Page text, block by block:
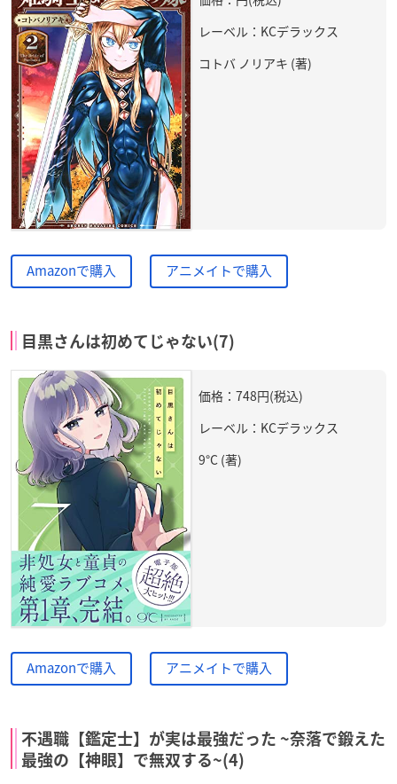
レーベル：KCデラックス
コトバ ノリアキ (著)
Amazonで購入 アニメイトで購入
目黒さんは初めてじゃない(7)
価格：748円(税込)
レーベル：KCデラックス
9°C (著)
Amazonで購入 アニメイトで購入
不遇職【鑑定士】が実は最強だった ~奈落で鍛えた
最強の【神眼】で無双する~(4)